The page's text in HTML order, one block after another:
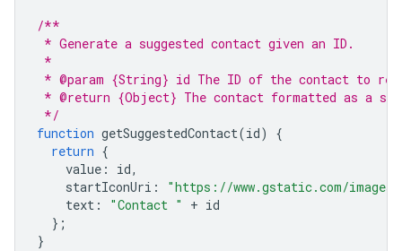
/**
* Generate a suggested contact given an ID.
*
* @param {String} id The ID of the contact to
* @return {Object} The contact formatted as a
*/
function getSuggestedContact(id)
{
return {
value : id,
startIconUri :
"https://www.gstatic.com/
text : "Contact " + id
};
}